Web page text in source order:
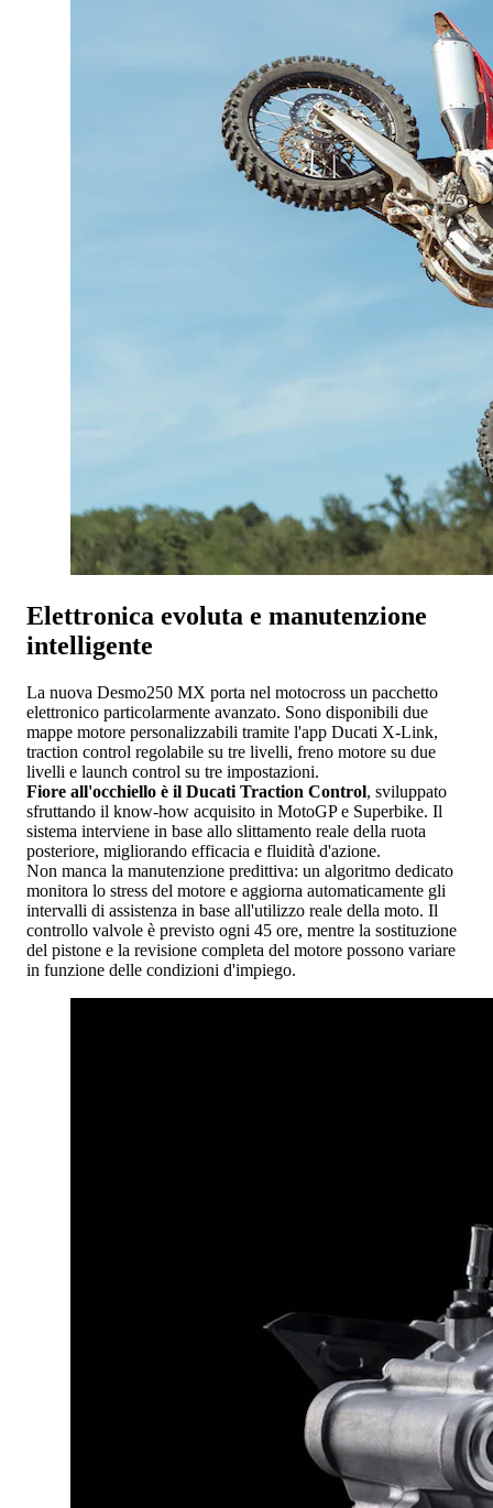
Elettronica evoluta e manutenzione
intelligente
La nuova Desmo250 MX porta nel motocross un pacchetto
elettronico particolarmente avanzato. Sono disponibili due
mappe motore personalizzabili tramite l'app Ducati X-Link,
traction control regolabile su tre livelli, freno motore su due
livelli e launch control su tre impostazioni.
Fiore all'occhiello è il Ducati Traction Control, sviluppato
sfruttando il know-how acquisito in MotoGP e Superbike. Il
sistema interviene in base allo slittamento reale della ruota
posteriore, migliorando efficacia e fluidità d'azione.
Non manca la manutenzione predittiva: un algoritmo dedicato
monitora lo stress del motore e aggiorna automaticamente gli
intervalli di assistenza in base all'utilizzo reale della moto. Il
controllo valvole è previsto ogni 45 ore, mentre la sostituzione
del pistone e la revisione completa del motore possono variare
in funzione delle condizioni d'impiego.